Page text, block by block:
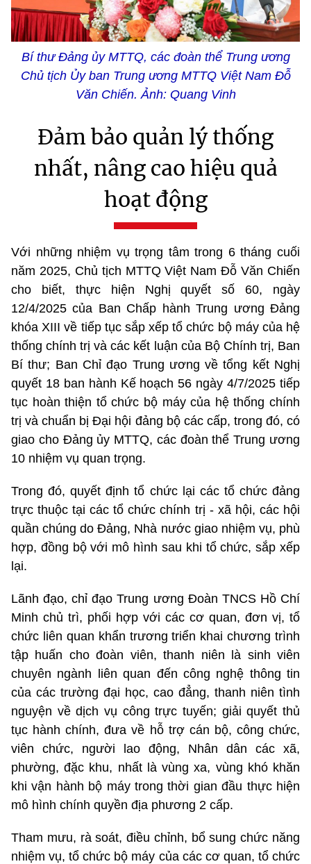
Bí thư Đảng ủy MTTQ, các đoàn thể Trung ương
Chủ tịch Ủy ban Trung ương MTTQ Việt Nam Đỗ
Văn Chiến. Ảnh: Quang Vinh
Đảm bảo quản lý thống
nhất, nâng cao hiệu quả
hoạt động
Với những nhiệm vụ trọng tâm trong 6 tháng cuối
năm 2025, Chủ tịch MTTQ Việt Nam Đỗ Văn Chiến
cho biết, thực hiện Nghị quyết số 60, ngày
12/4/2025 của Ban Chấp hành Trung ương Đảng
khóa XIII về tiếp tục sắp xếp tổ chức bộ máy của hệ
thống chính trị và các kết luận của Bộ Chính trị, Ban
Bí thư; Ban Chỉ đạo Trung ương về tổng kết Nghị
quyết 18 ban hành Kế hoạch 56 ngày 4/7/2025 tiếp
tục hoàn thiện tổ chức bộ máy của hệ thống chính
trị và chuẩn bị Đại hội đảng bộ các cấp, trong đó, có
giao cho Đảng ủy MTTQ, các đoàn thể Trung ương
10 nhiệm vụ quan trọng.
Trong đó, quyết định tổ chức lại các tổ chức đảng
trực thuộc tại các tổ chức chính trị - xã hội, các hội
quần chúng do Đảng, Nhà nước giao nhiệm vụ, phù
hợp, đồng bộ với mô hình sau khi tổ chức, sắp xếp
lại.
Lãnh đạo, chỉ đạo Trung ương Đoàn TNCS Hồ Chí
Minh chủ trì, phối hợp với các cơ quan, đơn vị, tổ
chức liên quan khẩn trương triển khai chương trình
tập huấn cho đoàn viên, thanh niên là sinh viên
chuyên ngành liên quan đến công nghệ thông tin
của các trường đại học, cao đẳng, thanh niên tình
nguyện về dịch vụ công trực tuyến; giải quyết thủ
tục hành chính, đưa về hỗ trợ cán bộ, công chức,
viên chức, người lao động, Nhân dân các xã,
phường, đặc khu, nhất là vùng xa, vùng khó khăn
khi vận hành bộ máy trong thời gian đầu thực hiện
mô hình chính quyền địa phương 2 cấp.
Tham mưu, rà soát, điều chỉnh, bổ sung chức năng
nhiệm vụ, tổ chức bộ máy của các cơ quan, tổ chức